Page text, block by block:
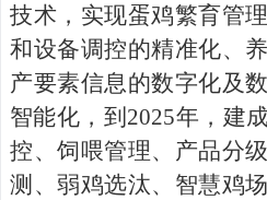
技术，实现蛋鸡繁育管
和设备调控的精准化、
产要素信息的数字化及
智能化，到 2025年，建
控、饲喂管理、产品分
测、弱鸡选汰、智慧鸡